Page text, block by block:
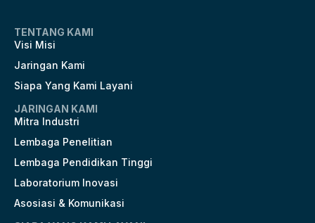
TENTANG KAMI
Visi Misi
Jaringan Kami
Siapa Yang Kami Layani
JARINGAN KAMI
Mitra Industri
Lembaga Penelitian
Lembaga Pendidikan Tinggi
Laboratorium Inovasi
Asosiasi & Komunikasi